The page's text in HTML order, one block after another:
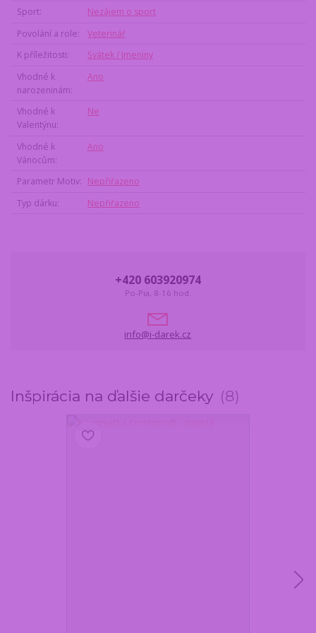
Sport
Nezájem o sport
Povolání a role
Veterinář
K příležitosti
Svátek / Jmeniny
Vhodné k
narozeninám
Ano
Vhodné k
Valentýnu
Ne
Vhodné k
Vánocům
Ano
Parametr Motiv
Nepřiřazeno
Typ dárku
Nepřiřazeno
+420 603920974
Po-Pia, 8-16 hod.
info@i-darek.cz
Inšpirácia na ďalšie darčeky 8